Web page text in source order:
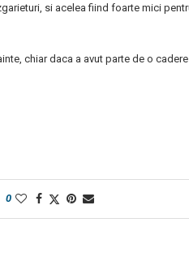
si acelea fiind foarte mici
chiar daca a avut parte de o
0